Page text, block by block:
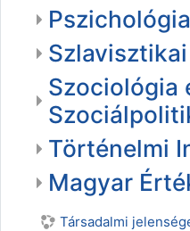
Szociológia
Történelmi
Magyar
Társadalmi